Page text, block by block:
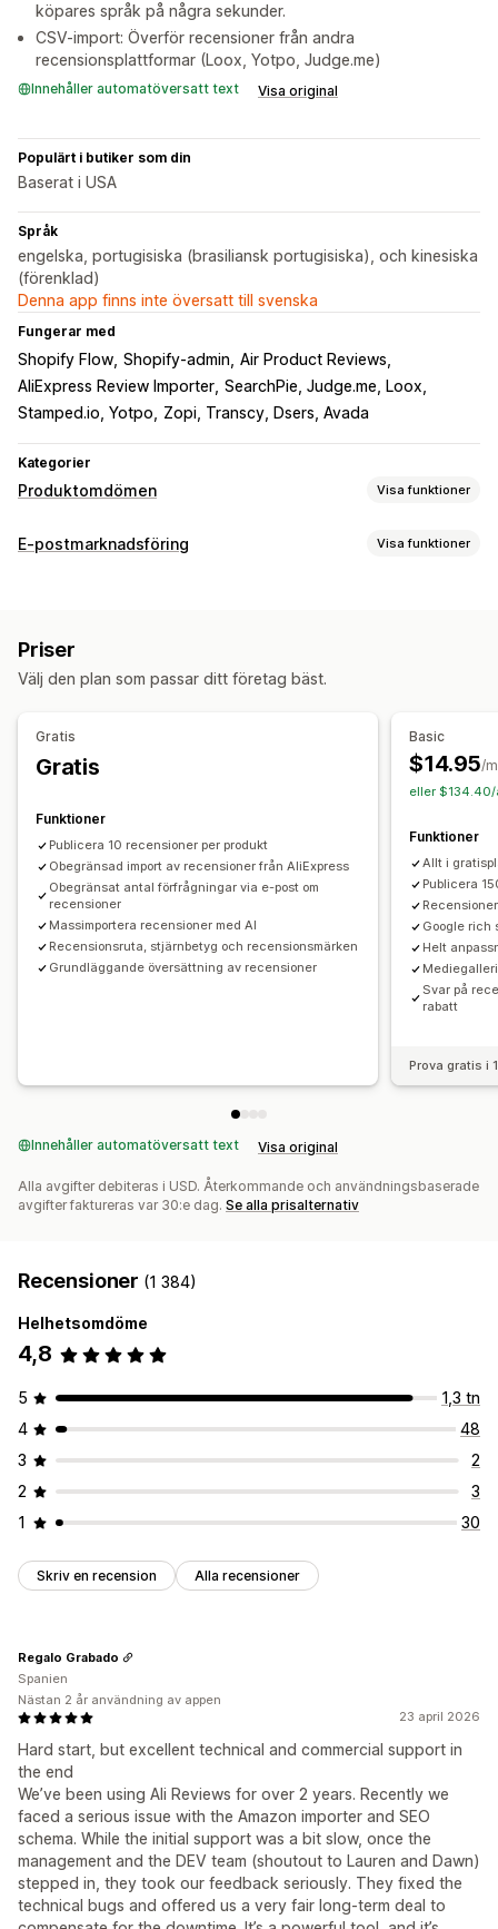
köpares språk på några sekunder.
CSV-import: Överför recensioner från andra
recensionsplattformar (Loox, Yotpo, Judge.me)
Innehåller automatöversatt text Visa original
Populärt i butiker som din
Baserat i USA
Språk
engelska, portugisiska (brasiliansk portugisiska), och kinesiska
(förenklad)
Denna app finns inte översatt till svenska
Fungerar med
Shopify Flow Shopify-admin Air Product Reviews
AliExpress Review Importer SearchPie, Judge.me, Loox
Stamped.io, Yotpo
Zopi, Transcy, Dsers, Avada
Kategorier
Produktomdömen Visa funktioner
Visningsalternativ
En sida med alla recensioner
Höjdpunkter från recensioner Frågor och svar
Metoder för insamling av recensioner
Kampanjer
Import och export
Automatiseringar Anpassade förfrågningar
E-postmarknadsföring Visa funktioner
Priser
Välj den plan som passar ditt företag bäst.
Gratis
Gratis
Funktioner
Publicera 10 recensioner per produkt
Obegränsad import av recensioner från AliExpress
Obegränsat antal förfrågningar via e-post om
recensioner
Massimportera recensioner med AI
Recensionsruta, stjärnbetyg och recensionsmärken
Grundläggande översättning av recensioner
Basic
$14.95/
eller $134.40/
Funktioner
Allt i
Publicera
Google rich
Helt
Svar på
rabatt
Prova gratis i
Innehåller automatöversatt text Visa original
Alla avgifter debiteras i USD. Återkommande och användningsbaserade
avgifter faktureras var 30:e dag. Se alla prisalternativ
Recensioner (1 384)
Helhetsomdöme
4,8
5
1,3 tn
4
48
3
2
2
3
1
30
Skriv en recension Alla recensioner
23 april 2026
Hard start, but excellent technical and commercial support in
the end
We’ve been using Ali Reviews for over 2 years. Recently we
faced a serious issue with the Amazon importer and SEO
schema. While the initial support was a bit slow, once the
management and the DEV team (shoutout to Lauren and Dawn)
stepped in, they took our feedback seriously. They fixed the
technical bugs and offered us a very fair long-term deal to
Regalo Grabado
Spanien
Nästan 2 år användning av appen